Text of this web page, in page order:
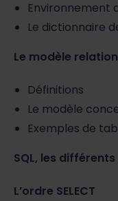
Environnement
Le dictionnaire
Le modèle
Définitions
Le modèle
Exemples de
SQL, les
L’ordre SELECT